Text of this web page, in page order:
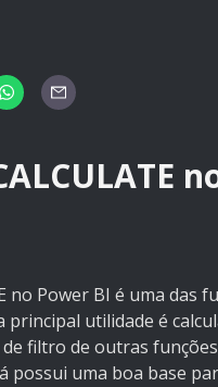
no Power BI é uma das
principal utilidade é
filtro de outras
possui uma boa base